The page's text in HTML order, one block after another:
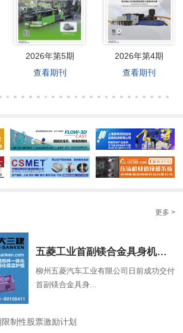
2026年第5期
查看期刊
2026年第4期
查看期刊
更多 >
​五菱工业首副镁合金具身机器人骨架成功交付
柳州五菱汽车工业有限公司日前成功交付
首副镁合金具身...
制性股票激励计划